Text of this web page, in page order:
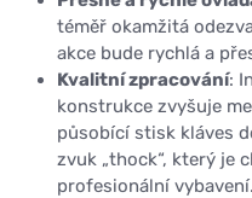
téměř okamžitá
akce bude rychlá a
Kvalitní zpracování:
konstrukce zvyšuje
působící stisk kláves
zvuk „thock“, který je
profesionální vybavení.